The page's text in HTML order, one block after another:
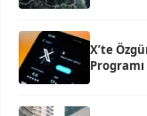
X’te
Programı